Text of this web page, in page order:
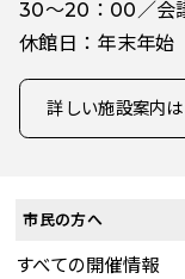
30～20：00／会
休館日：年末年始
詳しい施設案内
市民の方へ
すべての開催情報